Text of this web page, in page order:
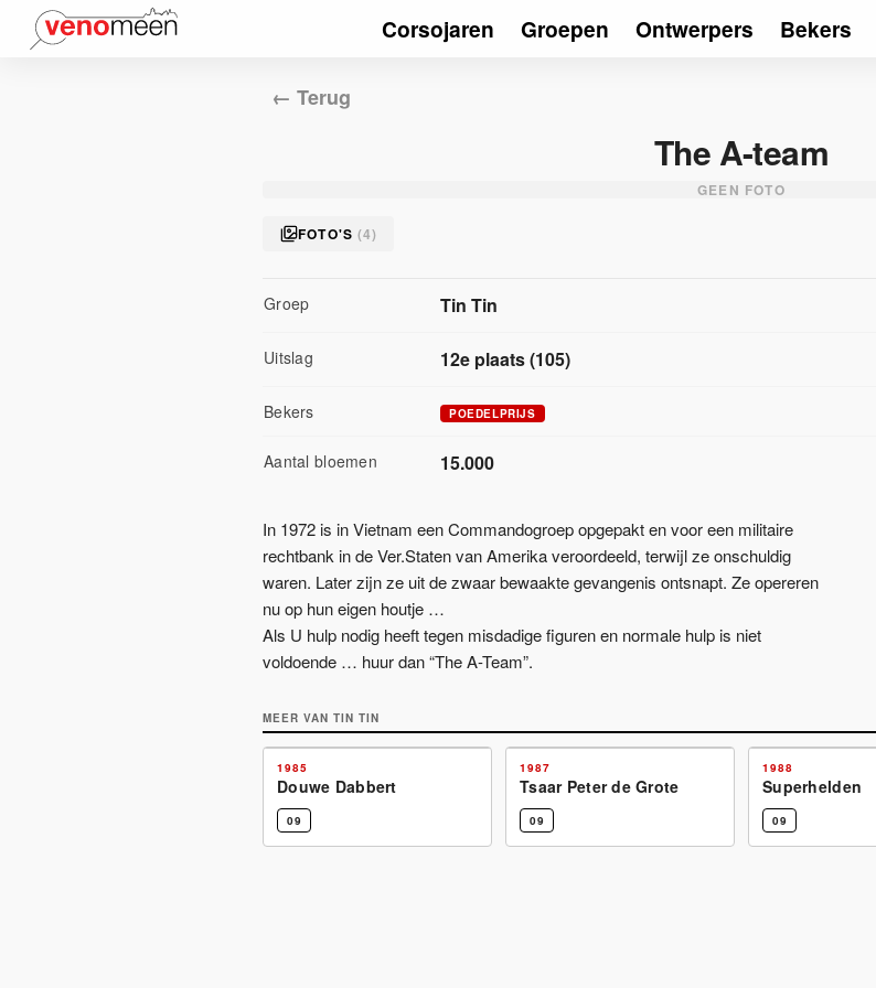
Corsojaren Groepen Ontwerpers Bekers
← Terug
The A-team
GEEN FOTO
FOTO'S (4)
Groep Tin Tin
Uitslag 12e plaats(105)
Bekers POEDELPRIJS
Aantal bloemen 15.000
In 1972 is in Vietnam een Commandogroep opgepakt en voor een militaire
rechtbank in de Ver.Staten van Amerika veroordeeld, terwijl ze onschuldig
waren. Later zijn ze uit de zwaar bewaakte gevangenis ontsnapt. Ze opereren
nu op hun eigen houtje …
Als U hulp nodig heeft tegen misdadige figuren en normale hulp is niet
voldoende … huur dan “The A-Team”.
MEER VAN TIN TIN
JEUGDBEKER
1985
Douwe Dabbert
09
1987
Tsaar Peter de Grote
09
1988
Superhelden
09